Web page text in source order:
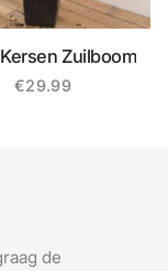
Zuilboom
€29.99
de